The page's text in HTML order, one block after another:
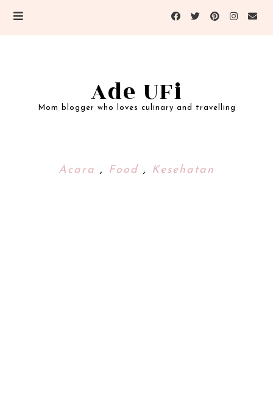
Ade UFi
Mom blogger who loves culinary and travelling
Acara , Food , Kesehatan